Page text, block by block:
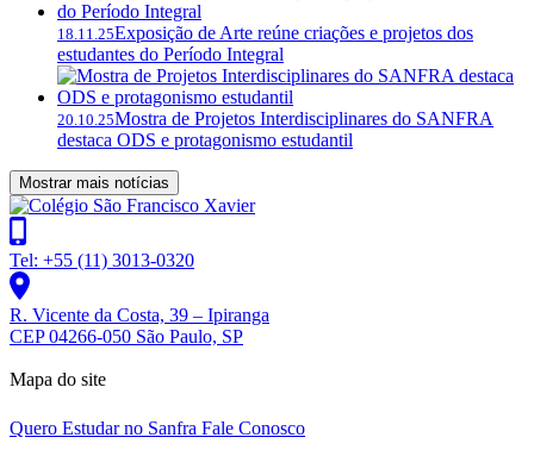
18.11.25Exposição de Arte reúne criações e projetos dos
estudantes do Período Integral
20.10.25Mostra de Projetos Interdisciplinares do SANFRA
destaca ODS e protagonismo estudantil
Mostrar mais notícias
Tel: +55 (11) 3013-0320
R. Vicente da Costa, 39 – Ipiranga
CEP 04266-050 São Paulo, SP
Mapa do site
Quero Estudar no Sanfra Fale Conosco